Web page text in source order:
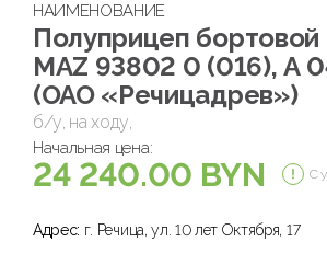
НАИМЕНОВАНИЕ
Полуприцеп бортовой
MAZ 93802 0 (016), А
(ОАО «Речицадрев»)
б/у, на ходу,
Начальная цена:
24 240.00 BYN С
Адрес: г. Речица, ул. 10 лет Октября, 17